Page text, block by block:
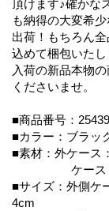
頂けます♪確かな
も納得の大変希
出荷！もちろん
込めて梱包いた
入荷の新品本物
くださいませ。
■商品番号：25439
■カラー：ブラッ
■素材：外ケース
ケース：プ
■サイズ：外側
4cm